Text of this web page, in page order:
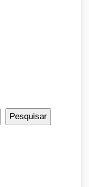
Pesquisar